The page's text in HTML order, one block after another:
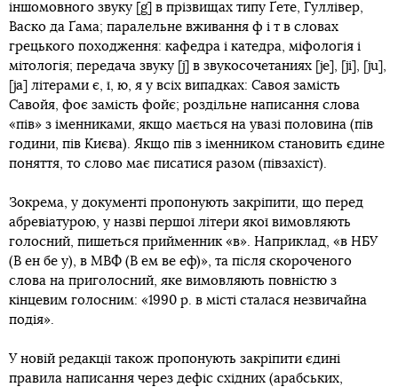
іншомовного звуку [g] в прізвищах типу Ґете, Гуллівер,
Васко да Ґама; паралельне вживання ф і т в словах
грецького походження: кафедра і катедра, міфологія і
мітологія; передача звуку [j] в звукосочетаниях [je], [ji], [ju],
[ja] літерами є, ї, ю, я у всіх випадках: Савоя замість
Савойя, фоє замість фойє; роздільне написання слова
«пів» з іменниками, якщо мається на увазі половина (пів
години, пів Києва). Якщо пів з іменником становить єдине
поняття, то слово має писатися разом (півзахіст).
Зокрема, у документі пропонують закріпити, що перед
абревіатурою, у назві першої літери якої вимовляють
голосний, пишеться прийменник «в». Наприклад, «в НБУ
(В ен бе у), в МВФ (В ем ве еф)», та після скороченого
слова на приголосний, яке вимовляють повністю з
кінцевим голосним: «1990 р. в місті сталася незвичайна
подія».
У новій редакції також пропонують закріпити єдині
правила написання через дефіс східних (арабських,